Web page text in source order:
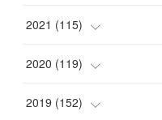
( 8 )
( 7 )
( 10)
( 11)
( 10)
( 11)
( 8)
( 8)
( 6)
( 10)
( 7)
(8)
2021 (115)
( 14)
(13)
2020 (119)
(7)
2019 (152)